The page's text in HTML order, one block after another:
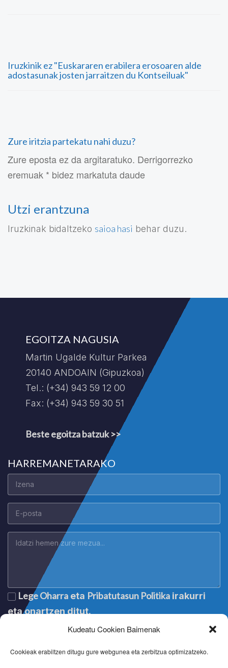
Kudeatu Cookien Baimenak
Cookieak erabiltzen ditugu gure webgunea eta zerbitzua optimizatzeko.
Iruzkinik ez "Euskararen erabilera erosoaren alde
adostasunak josten jarraitzen du Kontseiluak"
Zure iritzia partekatu nahi duzu?
Zure eposta ez da argitaratuko. Derrigorrezko
eremuak * bidez markatuta daude
Utzi erantzuna
Iruzkinak bidaltzeko saioa hasi behar duzu.
EGOITZA NAGUSIA
Martin Ugalde Kultur Parkea
20140 ANDOAIN (Gipuzkoa)
Tel.: (+34) 943 59 12 00
Fax: (+34) 943 59 30 51
Beste egoitza batzuk >>
HARREMANETARAKO
Lege Oharra eta Pribatutasun Politika irakurri
eta onartzen ditut.